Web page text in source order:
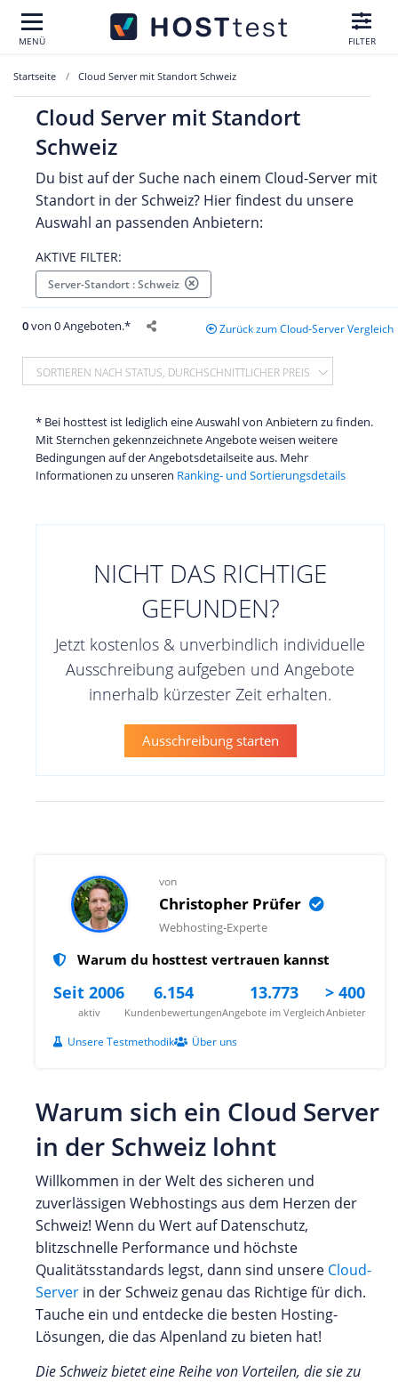
MENÜ FILTER
Startseite Cloud Server mit Standort Schweiz
Cloud Server mit Standort
Schweiz
Du bist auf der Suche nach einem Cloud-Server mit
Standort in der Schweiz? Hier findest du unsere
Auswahl an passenden Anbietern:
AKTIVE FILTER:
Server-Standort : Schweiz
0von 0 Angeboten.* Zurück zum Cloud-Server Vergleich
SORTIEREN NACH STATUS, DURCHSCHNITTLICHER PREIS
* Bei hosttest ist lediglich eine Auswahl von Anbietern zu finden.
Mit Sternchen gekennzeichnete Angebote weisen weitere
Bedingungen auf der Angebotsdetailseite aus. Mehr
Informationen zu unseren Ranking- und Sortierungsdetails
NICHT DAS RICHTIGE
GEFUNDEN?
Jetzt kostenlos & unverbindlich individuelle
Ausschreibung aufgeben und Angebote
innerhalb kürzester Zeit erhalten.
Ausschreibung starten
von
Christopher Prüfer
Webhosting-Experte
Warum du hosttest vertrauen kannst
Seit 2006
aktiv
6.154
Kundenbewertungen
13.773
Angebote im Vergleich
> 400
Anbieter
Unsere Testmethodik Über uns
Warum sich ein Cloud Server
in der Schweiz lohnt
Willkommen in der Welt des sicheren und
zuverlässigen Webhostings aus dem Herzen der
Schweiz! Wenn du Wert auf Datenschutz,
blitzschnelle Performance und höchste
Qualitätsstandards legst, dann sind unsere Cloud-
Server in der Schweiz genau das Richtige für dich.
Tauche ein und entdecke die besten Hosting-
Lösungen, die das Alpenland zu bieten hat!
Die Schweiz bietet eine Reihe von Vorteilen, die sie zu